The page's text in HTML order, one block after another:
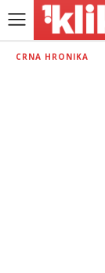
CRNA HRONIKA